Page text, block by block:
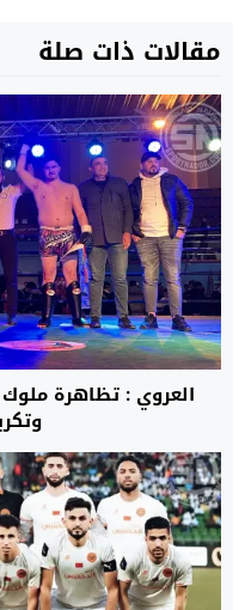
مقالات ذات صلة
العروي : تظاهرة